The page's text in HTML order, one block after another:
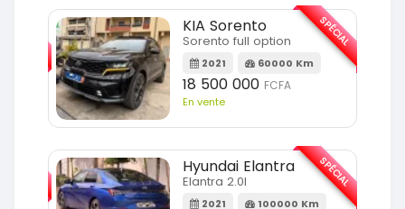
KIA Sorento
Sorento full option
2021 60000 Km
18 500 000 FCFA
En vente
SPÉCIAL
Hyundai Elantra
Elantra 2.0l
2021 100000 Km
SPÉCIAL